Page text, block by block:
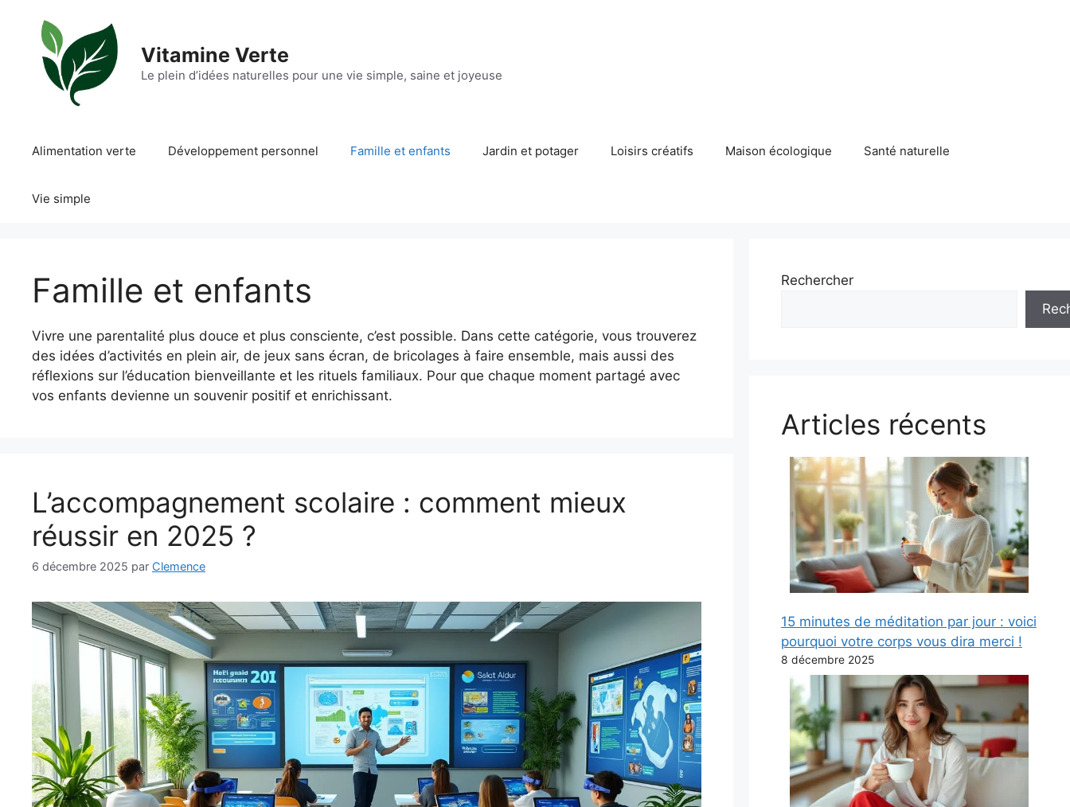
contenu
Vitamine Verte
Le plein d’idées naturelles pour une vie simple, saine et joyeuse
Alimentation verte Développement personnel Famille et enfants Jardin et potager Loisirs créatifs Maison écologique Santé naturelle
Vie simple
Famille et enfants
Vivre une parentalité plus douce et plus consciente, c’est possible. Dans cette catégorie, vous trouverez
des idées d’activités en plein air, de jeux sans écran, de bricolages à faire ensemble, mais aussi des
réflexions sur l’éducation bienveillante et les rituels familiaux. Pour que chaque moment partagé avec
vos enfants devienne un souvenir positif et enrichissant.
L’accompagnement scolaire : comment mieux
réussir en 2025 ?
6 décembre 2025 par Clemence
Rechercher
Articles récents
15 minutes de méditation par jour : voici
pourquoi votre corps vous dira merci !
8 décembre 2025